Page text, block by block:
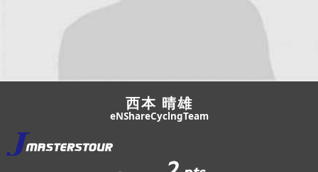
JBCF ROAD SERIESとは
西本 晴雄
eNShareCyclngTeam